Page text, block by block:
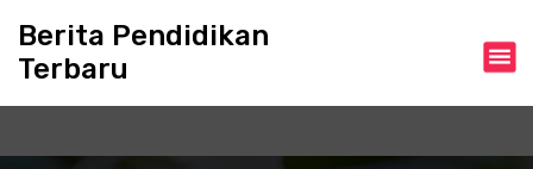
Berita Pendidikan
Terbaru